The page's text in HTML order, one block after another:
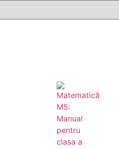
clasa a XII-a